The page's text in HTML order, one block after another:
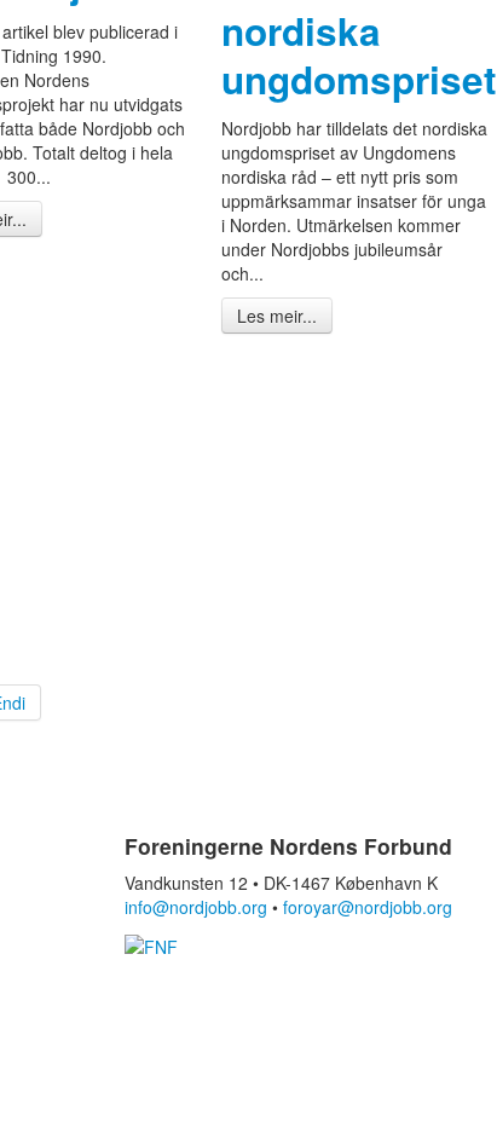
blev publicerad i
1990.
Nordens
har nu utvidgats
både Nordjobb och
Totalt deltog i hela
300...
nordiska
ungdomspriset
Nordjobb har tilldelats det nordiska
ungdomspriset av Ungdomens
nordiska råd – ett nytt pris som
uppmärksammar insatser för unga
i Norden. Utmärkelsen kommer
under Nordjobbs jubileumsår
och...
Les meir...
Foreningerne Nordens Forbund
Vandkunsten 12 • DK-1467 København K
info@nordjobb.org • foroyar@nordjobb.org